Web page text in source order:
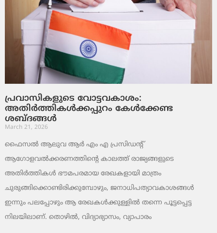
പ്രവാസികളുടെ വോട്ടവകാശം:
അതിർത്തികൾക്കപ്പുറം കേൾക്കേണ്ട
ശബ്ദങ്ങൾ
March 21, 2026
ഫൈസൽ ആലുവ ആർ എം എ പ്രസിഡന്റ്
ആഗോളവൽക്കരണത്തിന്റെ കാലത്ത് രാജ്യങ്ങളുടെ
അതിർത്തികൾ ഭൗമപരമായ രേഖകളായി മാത്രം
ചുരുങ്ങിക്കൊണ്ടിരിക്കുമ്പോഴും, ജനാധിപത്യാവകാശങ്ങൾ
ഇന്നും പലപ്പോഴും ആ രേഖകൾക്കുള്ളിൽ തന്നെ പൂട്ടപ്പെട്ട
നിലയിലാണ്. തൊഴിൽ, വിദ്യാഭ്യാസം, വ്യാപാരം